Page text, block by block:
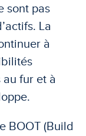
sont pas
La
à
au fur et à
BOOT (Build